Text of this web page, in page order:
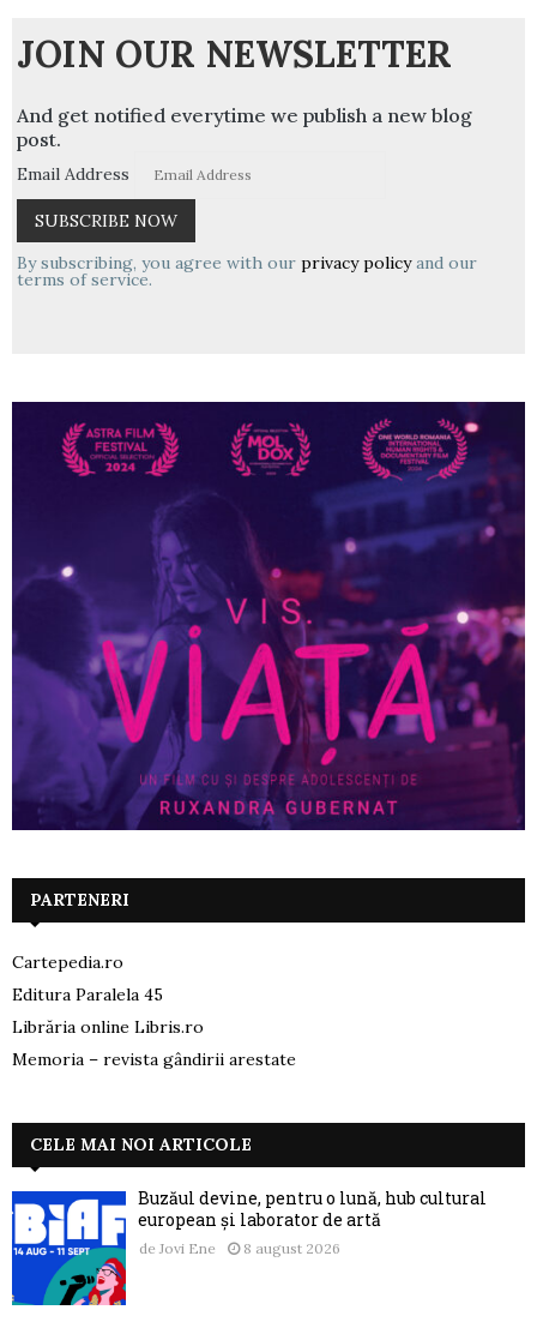
JOIN OUR NEWSLETTER
And get notified everytime we publish a new blog
post.
Email Address
By subscribing, you agree with our privacy policyand our
terms of service.
PARTENERI
Cartepedia.ro
Editura Paralela 45
Librăria online Libris.ro
Memoria – revista gândirii arestate
CELE MAI NOI ARTICOLE
Buzăul devine, pentru o lună, hub cultural
european și laborator de artă
de Jovi Ene 8 august 2026